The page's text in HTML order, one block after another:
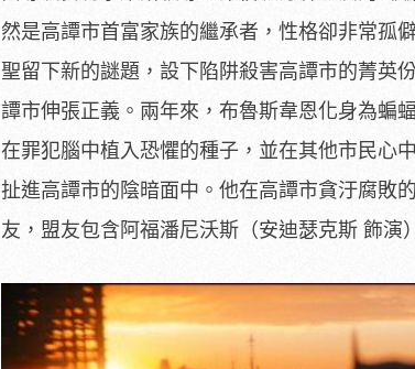
然是高譚市首富家族的繼承者，性格卻非常孤
聖留下新的謎題，設下陷阱殺害高譚市的菁英
譚市伸張正義。兩年來，布魯斯韋恩化身為蝙
在罪犯腦中植入恐懼的種子，並在其他市民心
扯進高譚市的陰暗面中。他在高譚市貪汙腐敗
友，盟友包含阿福潘尼沃斯（安迪瑟克斯 飾演